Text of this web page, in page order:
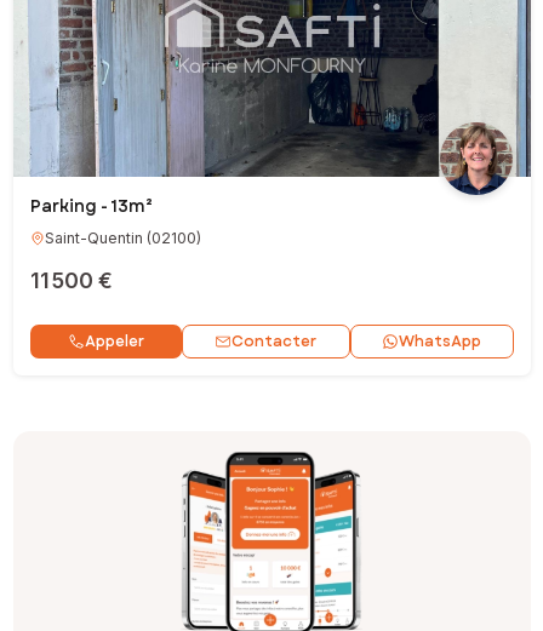
Parking - 13m²
Saint-Quentin (02100)
11 500 €
Appeler Contacter WhatsApp